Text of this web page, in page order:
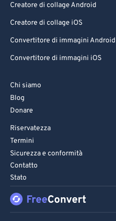
Creatore di collage Android
Creatore di collage iOS
Convertitore di immagini Android
Convertitore di immagini iOS
Chi siamo
Blog
Donare
Riservatezza
Termini
Sicurezza e conformità
Contatto
Stato